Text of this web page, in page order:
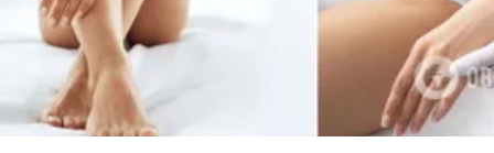
Wojna na Ukrainie
Świat